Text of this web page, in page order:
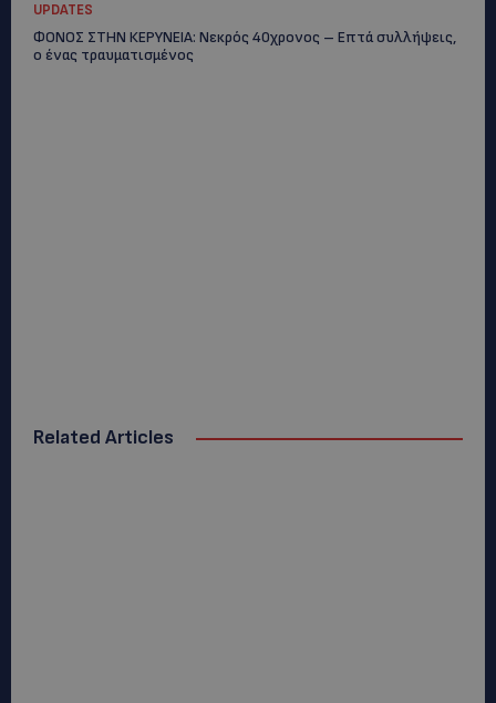
UPDATES
ΦΟΝΟΣ ΣΤΗΝ ΚΕΡΥΝΕΙΑ: Νεκρός 40χρονος – Επτά συλλήψεις,
ο ένας τραυματισμένος
Related Articles